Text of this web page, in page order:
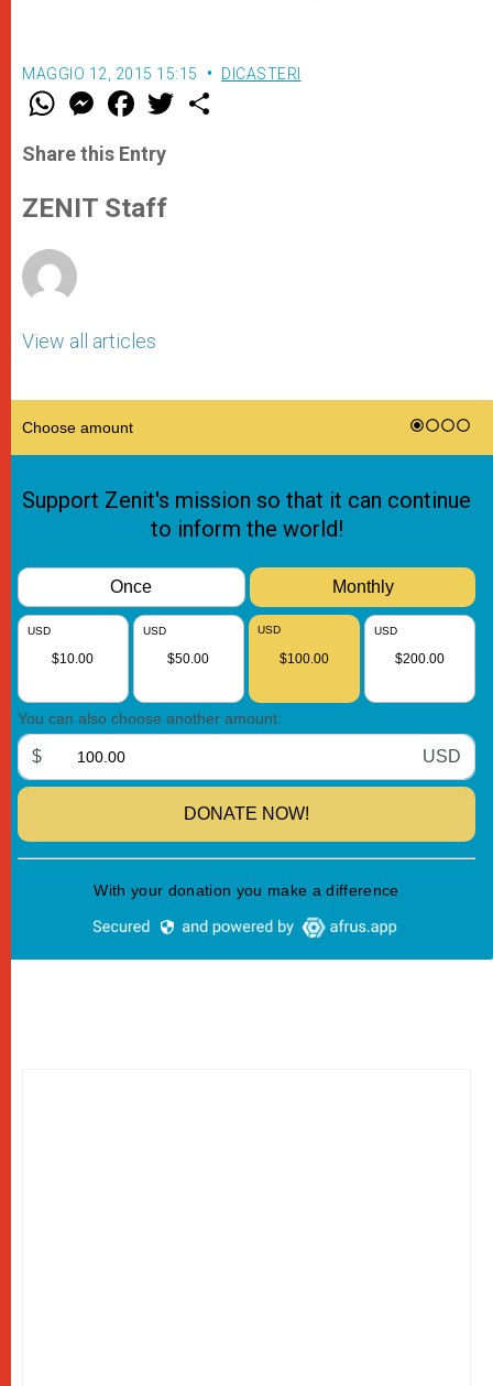
MAGGIO 12, 2015 15:15 DICASTERI
W
t
s
p
p
M
e
s
e
g
e
F
a
e
b
o
k
w
Share this Entry
ZENIT Staff
View all articles